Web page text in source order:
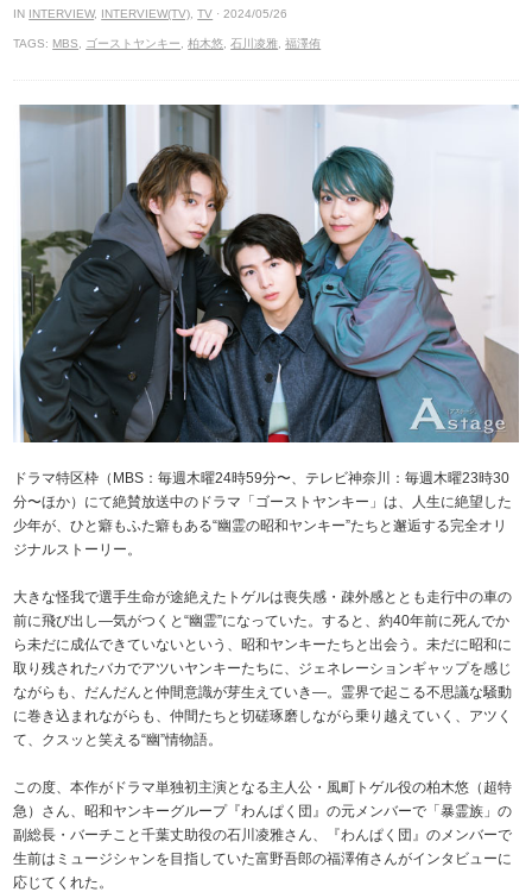
IN INTERVIEW, INTERVIEW(TV) ,TV · 2024/05/26
TAGS: MBS ゴーストヤンキー ,柏木悠 ,石川凌雅 ,福澤侑
ドラマ特区枠（MBS：毎週木曜24時59分〜、テレビ神奈川：毎週木曜23時30
分〜ほか）にて絶賛放送中のドラマ「ゴーストヤンキー」は、人生に絶望した
少年が、ひと癖もふた癖もある“幽霊の昭和ヤンキー”たちと邂逅する完全オリ
ジナルストーリー。
大きな怪我で選手生命が途絶えたトゲルは喪失感・疎外感ととも走行中の車の
前に飛び出し—気がつくと“幽霊”になっていた。すると、約40年前に死んでか
ら未だに成仏できていないという、昭和ヤンキーたちと出会う。未だに昭和に
取り残されたバカでアツいヤンキーたちに、ジェネレーションギャップを感じ
ながらも、だんだんと仲間意識が芽生えていき—。霊界で起こる不思議な騒動
に巻き込まれながらも、仲間たちと切磋琢磨しながら乗り越えていく、アツく
て、クスッと笑える“幽”情物語。
この度、本作がドラマ単独初主演となる主人公・風町トゲル役の柏木悠（超特
急）さん、昭和ヤンキーグループ『わんぱく団』の元メンバーで「暴霊族」の
副総長・バーチこと千葉丈助役の石川凌雅さん、『わんぱく団』のメンバーで
生前はミュージシャンを目指していた富野吾郎の福澤侑さんがインタビューに
応じてくれた。